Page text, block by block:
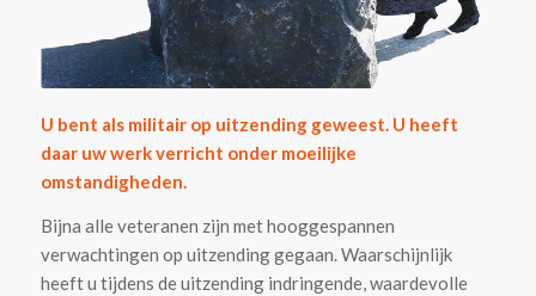
U bent als militair op uitzending geweest. U heeft
daar uw werk verricht onder moeilijke
omstandigheden.
Bijna alle veteranen zijn met hooggespannen
verwachtingen op uitzending gegaan. Waarschijnlijk
heeft u tijdens de uitzending indringende, waardevolle